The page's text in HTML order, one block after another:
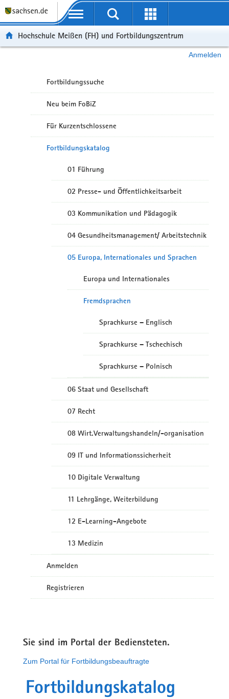
Portalübergreifende Navigation
Hochschule Meißen (FH) und Fortbildungszentrum
Anmelden
Fortbildungssuche
Neu beim FoBiZ
Für Kurzentschlossene
Fortbildungskatalog
01 Führung
02 Presse- und Öffentlichkeitsarbeit
03 Kommunikation und Pädagogik
04 Gesundheitsmanagement/ Arbeitstechnik
05 Europa, Internationales und Sprachen
Europa und Internationales
Fremdsprachen
Sprachkurse – Englisch
Sprachkurse – Tschechisch
Sprachkurse – Polnisch
06 Staat und Gesellschaft
07 Recht
08 Wirt.Verwaltungshandeln/-organisation
09 IT und Informationssicherheit
10 Digitale Verwaltung
11 Lehrgänge, Weiterbildung
12 E-Learning-Angebote
13 Medizin
Anmelden
Registrieren
Sie sind im Portal der Bediensteten.
Zum Portal für Fortbildungsbeauftragte
Fortbildungskatalog